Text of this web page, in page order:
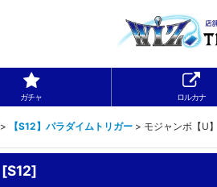
ガチャ ロルカナ
> 【S12】パラダイムトリガー > モジャンボ【U
[S12]